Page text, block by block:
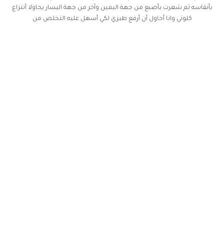
بأنفاسه ثم شعرت بأصبع من جهة اليمين وآخر من جهة اليسار يحاولا أنتزاع
كلوتي وانا أحاول أن أرفع طيزي لكي أسهل عليه التخلص من